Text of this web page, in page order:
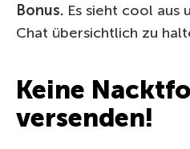
Bonus. Es sieht cool aus
Chat übersichtlich zu
Keine
versenden!